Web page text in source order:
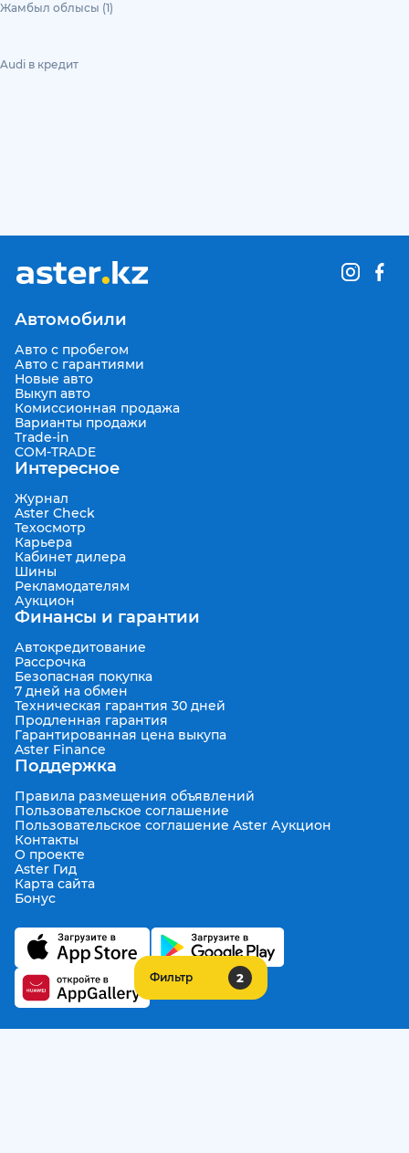
Фильтр 2
Жамбыл облысы (1)
Audi в кредит
Автомобили
Авто с пробегом
Авто с гарантиями
Новые авто
Выкуп авто
Комиссионная продажа
Варианты продажи
Trade-in
COM-TRADE
Интересное
Журнал
Aster Check
Техосмотр
Карьера
Кабинет дилера
Шины
Рекламодателям
Аукцион
Финансы и гарантии
Автокредитование
Рассрочка
Безопасная покупка
7 дней на обмен
Техническая гарантия 30 дней
Продленная гарантия
Гарантированная цена выкупа
Aster Finance
Поддержка
Правила размещения объявлений
Пользовательское соглашение
Пользовательское соглашение Aster Аукцион
Контакты
О проекте
Aster Гид
Карта сайта
Бонус